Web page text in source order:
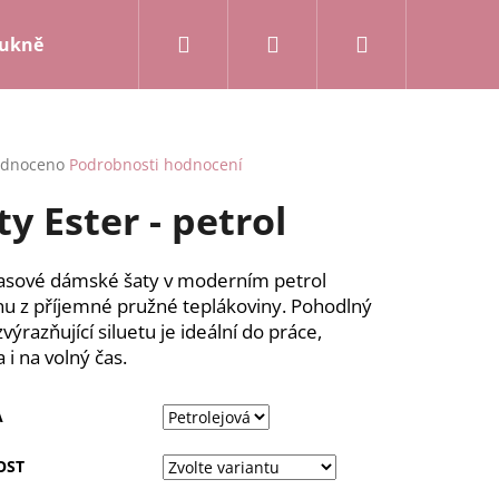
a kalhoty Mikiny a kardigany
Přihlášení
Podrobnosti hodnocení
Ester - petrol
dámské šaty v moderním petrol
z příjemné pružné teplákoviny. Pohodlný
siluetu je ideální do práce,
i na volný čas.